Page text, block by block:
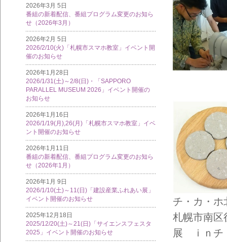
2026年3月 5日
番組の新着配信、番組プログラム変更のお知ら
せ（2026年3月）
2026年2月 5日
2026/2/10(火)「札幌市スマホ教室」イベント開
催のお知らせ
2026年1月28日
2026/1/31(土)～2/8(日)・「SAPPORO
PARALLEL MUSEUM 2026」イベント開催の
お知らせ
2026年1月16日
2026/1/19(月),26(月)「札幌市スマホ教室」イベ
ント開催のお知らせ
2026年1月11日
番組の新着配信、番組プログラム変更のお知ら
せ（2026年1月）
2026年1月 9日
2026/1/10(土)～11(日)「建設産業ふれあい展」
イベント開催のお知らせ
2025年12月18日
2025/12/20(土)～21(日)「サイエンスフェスタ
2025」イベント開催のお知らせ
チ・カ・ホ
札幌市南区
展 ｉｎチ